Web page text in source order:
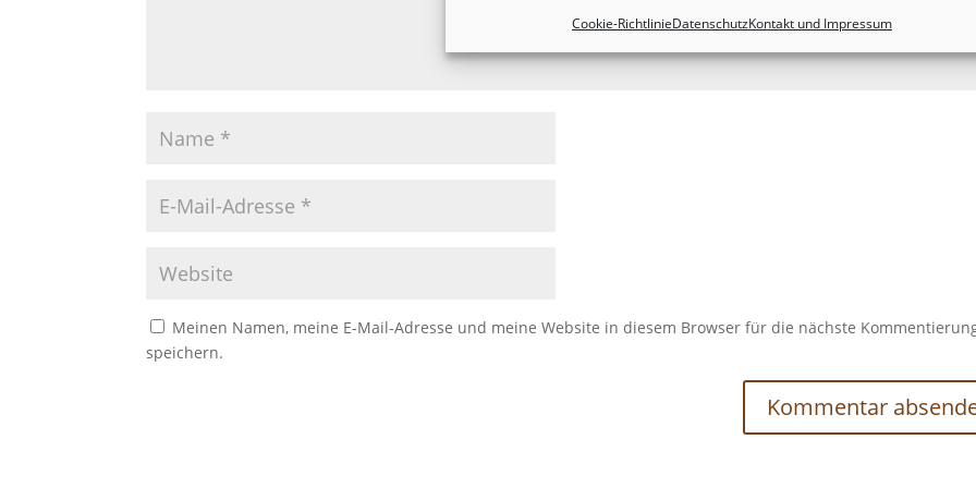
Cookie-RichtlinieDatenschutzKontakt und Impressum
Meinen Namen, meine E-Mail-Adresse und meine Website in diesem Browser für die nächste
speichern.